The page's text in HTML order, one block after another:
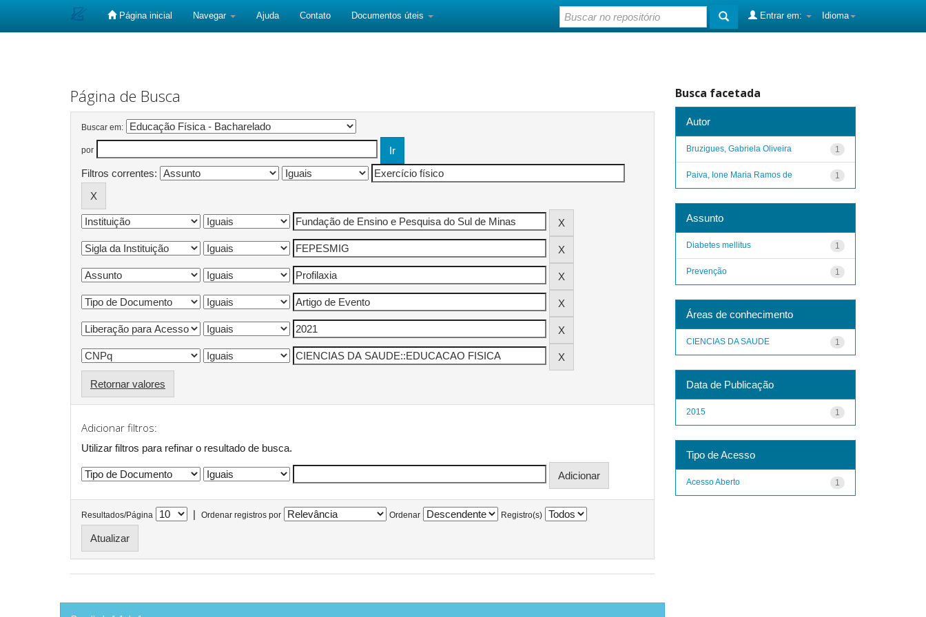
Página inicial Navegar Ajuda Contato Documentos úteis Idioma
Entrar em:
Página de Busca
Buscar em:
por
Filtros correntes:
Retornar valores
Adicionar filtros:
Utilizar filtros para refinar o resultado de busca.
Resultados/Página | Ordenar registros por Ordenar Registro(s)
Busca facetada
Autor
1
Bruzigues, Gabriela Oliveira
1
Paiva, Ione Maria Ramos de
Assunto
1
Diabetes mellitus
1
Prevenção
Áreas de conhecimento
1
CIENCIAS DA SAUDE
Data de Publicação
1
2015
Tipo de Acesso
1
Acesso Aberto